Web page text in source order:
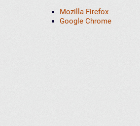
Mozilla Firefox
Google Chrome